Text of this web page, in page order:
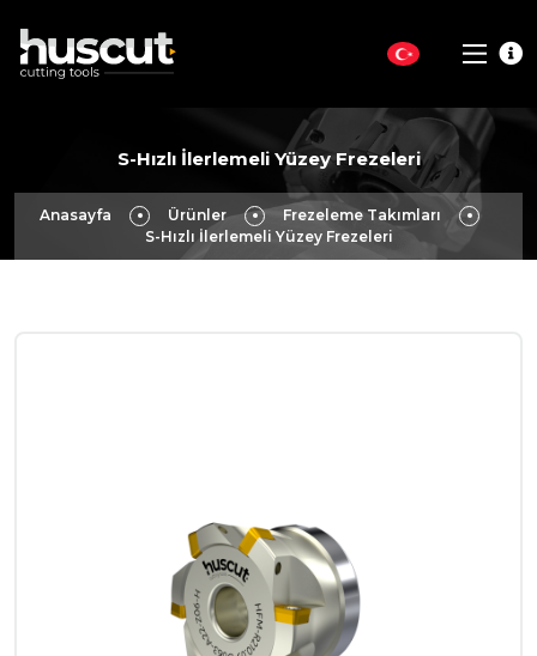
S-Hızlı İlerlemeli Yüzey Frezeleri
Anasayfa Ürünler
Frezeleme Takımları
S-Hızlı İlerlemeli Yüzey Frezeleri